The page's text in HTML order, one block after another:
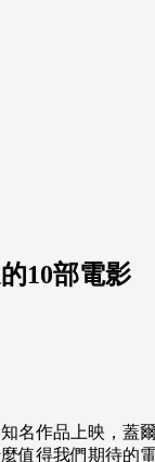
10部電影
名作品上映，蓋
值得我們期待的